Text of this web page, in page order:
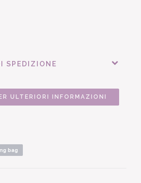
SPEDIZIONE
ULTERIORI INFORMAZIONI
bag